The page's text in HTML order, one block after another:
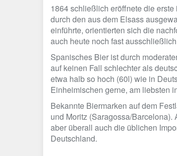
1864 schließlich eröffnete die
durch den aus dem Elsass
einführte, orientierten sich die
auch heute noch fast
Spanisches Bier ist durch
auf keinen Fall schlechter als
etwa halb so hoch (60l) wie in
Einheimischen gerne, am liebsten
Bekannte Biermarken auf dem
und Moritz (Saragossa/
aber überall auch die üblichen
Deutschland.